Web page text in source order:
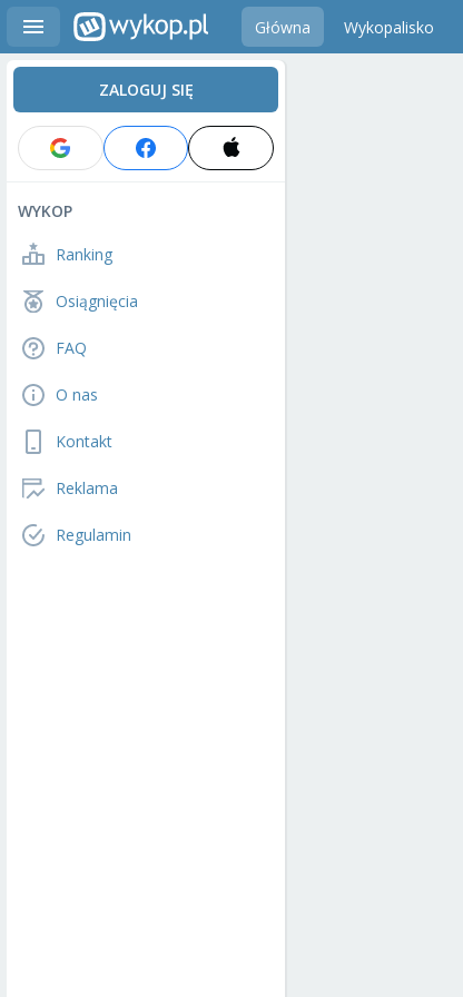
Główna Wykopalisko
ZALOGUJ SIĘ
WYKOP
Ranking
Osiągnięcia
FAQ
O nas
Kontakt
Reklama
Regulamin